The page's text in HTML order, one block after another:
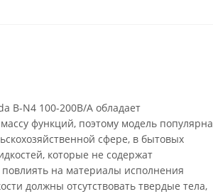
B-N4 100-200B/A обладает
функций, поэтому модель популярна
сфере, в бытовых
которые не содержат
на материалы исполнения
должны отсутствовать твердые тела,